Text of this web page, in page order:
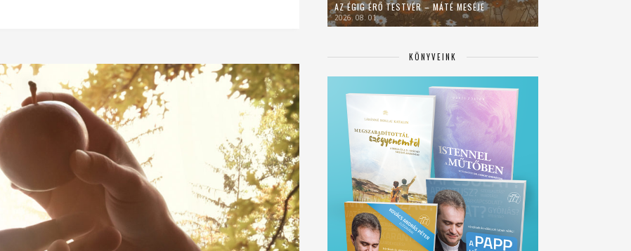
AZ ÉGIG ÉRŐ TESTVÉR – MÁTÉ MESÉJE
2026. 08. 01.
KÖNYVEINK